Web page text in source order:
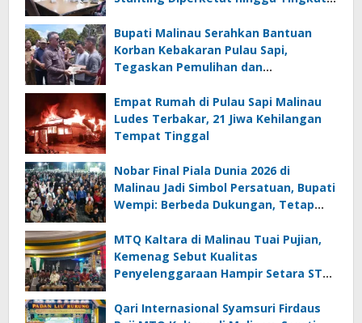
Bupati Malinau Serahkan Bantuan
Korban Kebakaran Pulau Sapi,
Tegaskan Pemulihan dan
Empat Rumah di Pulau Sapi Malinau
Ludes Terbakar, 21 Jiwa Kehilangan
Tempat Tinggal
Nobar Final Piala Dunia 2026 di
Malinau Jadi Simbol Persatuan, Bupati
Wempi: Berbeda Dukungan, Tetap
MTQ Kaltara di Malinau Tuai Pujian,
Kemenag Sebut Kualitas
Penyelenggaraan Hampir Setara STQ
Qari Internasional Syamsuri Firdaus